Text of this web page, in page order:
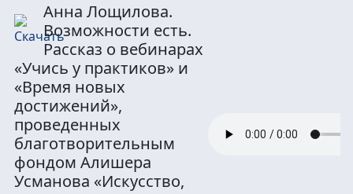
Анна Лощилова.
Возможности есть.
Рассказ о вебинарах
«Учись у практиков» и
«Время новых
достижений»,
проведенных
благотворительным
фондом Алишера
Усманова «Искусство,